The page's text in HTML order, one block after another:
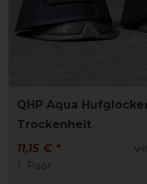
QHP Aqua
Trockenheit
11,15 € *
1
Paar